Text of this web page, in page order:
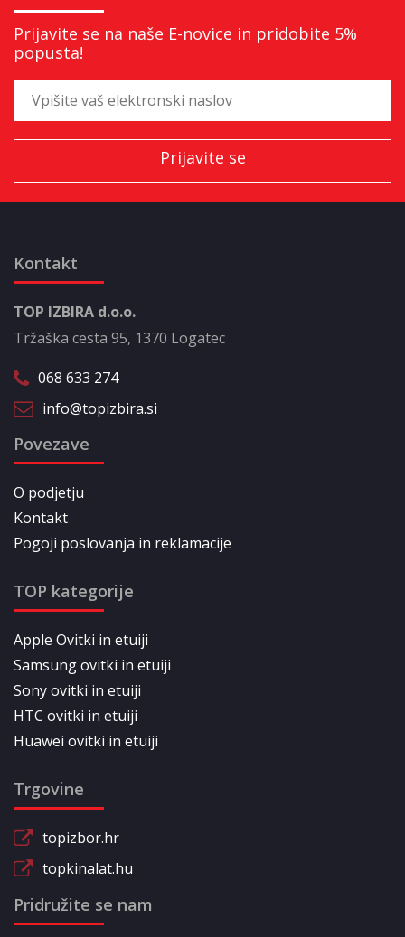
Prijavite se na naše E-novice in pridobite 5%
popusta!
Kontakt
TOP IZBIRA d.o.o.
Tržaška cesta 95, 1370 Logatec
068 633 274
info@topizbira.si
Povezave
O podjetju
Kontakt
Pogoji poslovanja in reklamacije
TOP kategorije
Apple Ovitki in etuiji
Samsung ovitki in etuiji
Sony ovitki in etuiji
HTC ovitki in etuiji
Huawei ovitki in etuiji
Trgovine
topizbor.hr
topkinalat.hu
Pridružite se nam